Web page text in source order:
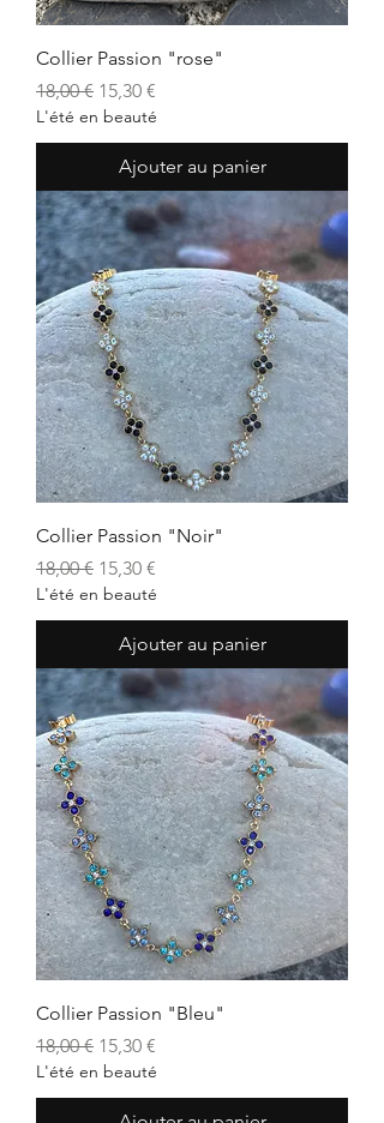
Collier Passion "rose"
Prix original
18,00 € Prix promotionnel
15,30 €
L'été en beauté
Ajouter au panier
Collier Passion "Noir"
Prix original
18,00 € Prix promotionnel
15,30 €
L'été en beauté
Ajouter au panier
Collier Passion "Bleu"
Prix original
18,00 € Prix promotionnel
15,30 €
L'été en beauté